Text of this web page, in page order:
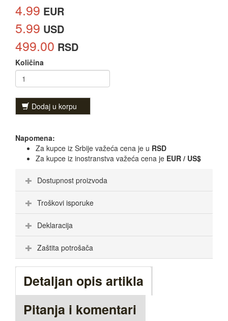
4.99 EUR
5.99 USD
499.00 RSD
Količina
Dodaj u korpu
Napomena:
Za kupce iz Srbije važeća cena je u RSD
Za kupce iz inostranstva važeća cena je EUR / US$
Dostupnost proizvoda
Troškovi isporuke
Deklaracija
Zaštita potrošača
Detaljan opis artikla
Pitanja i komentari